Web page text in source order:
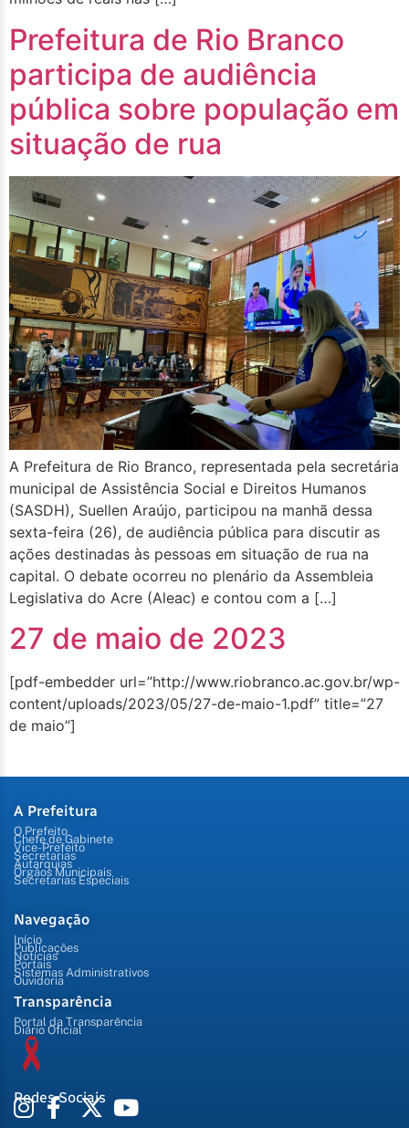
Prefeitura de Rio Branco
participa de audiência
pública sobre população em
situação de rua
A Prefeitura de Rio Branco, representada pela secretária
municipal de Assistência Social e Direitos Humanos
(SASDH), Suellen Araújo, participou na manhã dessa
sexta-feira (26), de audiência pública para discutir as
ações destinadas às pessoas em situação de rua na
capital. O debate ocorreu no plenário da Assembleia
Legislativa do Acre (Aleac) e contou com a […]
27 de maio de 2023
[pdf-embedder url=”http://www.riobranco.ac.gov.br/wp-
content/uploads/2023/05/27-de-maio-1.pdf” title=”27
de maio”]
A Prefeitura
O Prefeito
Chefe de Gabinete
Vice-Prefeito
Secretarias
Autarquias
Órgãos Municipais
Secretarias Especiais
Navegação
Início
Publicações
Notícias
Portais
Sistemas Administrativos
Ouvidoria
Transparência
Portal da Transparência
Diário Oficial
Redes Sociais